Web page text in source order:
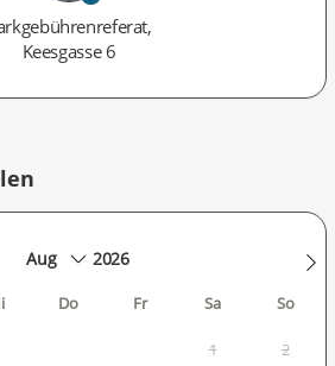
Keesgasse 6
2026
Do Fr Sa So
1 2